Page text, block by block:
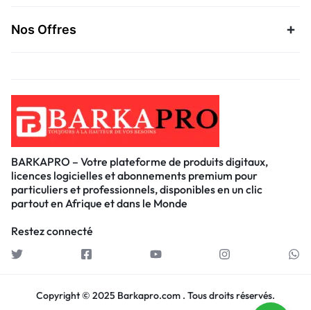
Nos Offres
BARKAPRO – Votre plateforme de produits digitaux,
licences logicielles et abonnements premium pour
particuliers et professionnels, disponibles en un clic
partout en Afrique et dans le Monde
Restez connecté
Copyright © 2025 Barkapro.com . Tous droits réservés.